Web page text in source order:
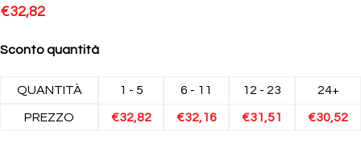
€32,82
Sconto quantità
QUANTITÀ 1 - 5 6 - 11 12 - 23 24+
PREZZO €32,82 €32,16 €31,51 €30,52